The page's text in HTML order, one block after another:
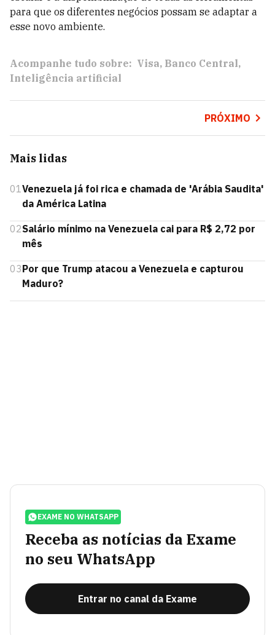
para que os diferentes negócios possam se adaptar a
esse novo ambiente.
Acompanhe tudo sobre: Visa Banco Central
Inteligência artificial
PRÓXIMO
Mais lidas
01Venezuela já foi rica e chamada de 'Arábia Saudita'
da América Latina
02Salário mínimo na Venezuela cai para R$ 2,72 por
mês
03Por que Trump atacou a Venezuela e capturou
Maduro?
EXAME NO WHATSAPP
Receba as notícias da Exame
no seu WhatsApp
Entrar no canal da Exame